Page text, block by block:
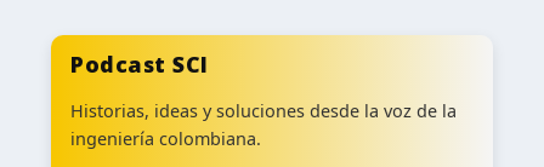
Podcast SCI
Historias, ideas y soluciones desde la voz de la
ingeniería colombiana.